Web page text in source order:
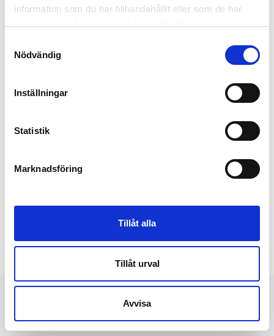
information som du har tillhandahållit eller som de har
Nödvändig
Inställningar
Statistik
Marknadsföring
Tillåt alla
Tillåt urval
Avvisa
Johan Karlsson är CFO på Dustin Group
tidigare arbetat...